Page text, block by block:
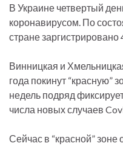
В Украине четвертый
коронавирусом. По
стране
Винницкая и
года покинут “красную”
недель подряд
числа новых случаев
Сейчас в “красной” зоне